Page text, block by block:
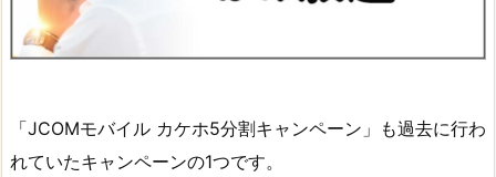
「JCOMモバイル カケホ5分割キャンペーン」も過去に行わ
れていたキャンペーンの1つです。